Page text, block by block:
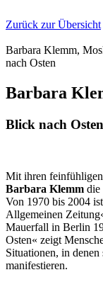
Zurück zur Übersicht
Barbara Klemm,
nach Osten
Barbara
Blick nach Osten
Mit ihren
Barbara Klemm die
Von 1970 bis 2004
Allgemeinen
Mauerfall in Berlin
Osten« zeigt
Situationen, in
manifestieren.